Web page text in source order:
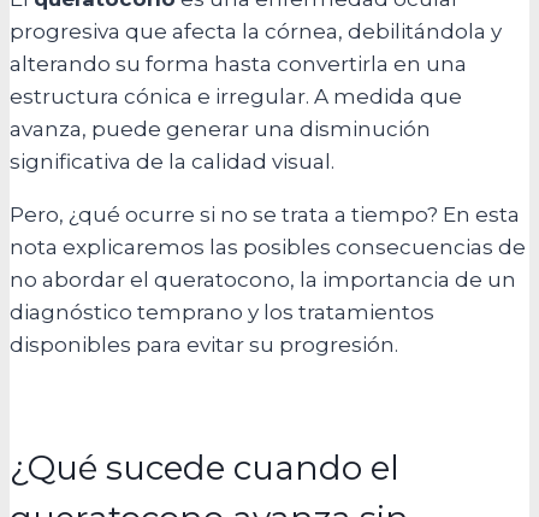
progresiva que afecta la córnea, debilitándola y
alterando su forma hasta convertirla en una
estructura cónica e irregular. A medida que
avanza, puede generar una disminución
significativa de la calidad visual.
Pero, ¿qué ocurre si no se trata a tiempo? En esta
nota explicaremos las posibles consecuencias de
no abordar el queratocono, la importancia de un
diagnóstico temprano y los tratamientos
disponibles para evitar su progresión.
¿Qué sucede cuando el